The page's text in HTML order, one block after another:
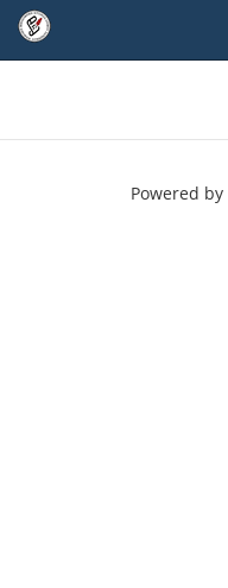
Παράκαμψη
προς
το
Powered by